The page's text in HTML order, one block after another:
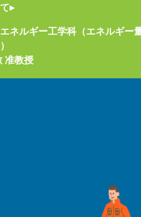
▸
ネルギー工学科（エネルギー
准教授